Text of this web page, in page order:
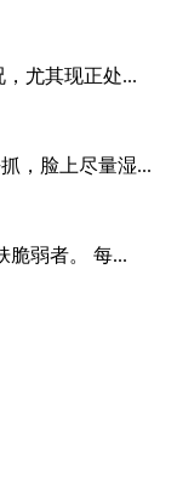
尤其现正处...
，脸上尽量湿...
脆弱者。 每...